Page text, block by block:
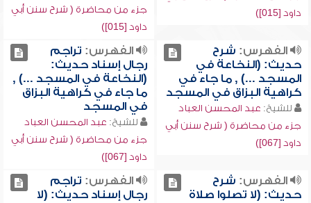
داود [015])
جزء من محاضرة ( شرح سنن أبي
داود [015])
الفهرس: شرح
حديث: (النخاعة في
المسجد ...) , ما جاء في
كراهية البزاق في المسجد
للشيخ: عبد المحسن العباد
جزء من محاضرة ( شرح سنن أبي
داود [067])
الفهرس: تراجم
رجال إسناد حديث:
(النخاعة في المسجد ...) ,
ما جاء في كراهية البزاق
في المسجد
للشيخ: عبد المحسن العباد
جزء من محاضرة ( شرح سنن أبي
داود [067])
الفهرس: شرح
حديث: (لا تصلوا صلاة
الفهرس: تراجم
رجال إسناد حديث: (لا